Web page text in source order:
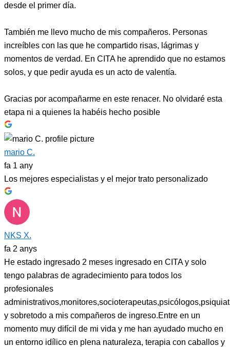
desde el primer día.
También me llevo mucho de mis compañeros. Personas
increíbles con las que he compartido risas, lágrimas y
momentos de verdad. En CITA he aprendido que no estamos
solos, y que pedir ayuda es un acto de valentía.
Gracias por acompañarme en este renacer. No olvidaré esta
etapa ni a quienes la habéis hecho posible
mario C.
fa 1 any
Los mejores especialistas y el mejor trato personalizado
NKS X.
fa 2 anys
He estado ingresado 2 meses ingresado en CITA y solo
tengo palabras de agradecimiento para todos los
profesionales
y sobretodo a mis compañeros de ingreso.Entre en un
momento muy difícil de mi vida y me han ayudado mucho en
un entorno idílico en plena naturaleza, terapia con caballos y